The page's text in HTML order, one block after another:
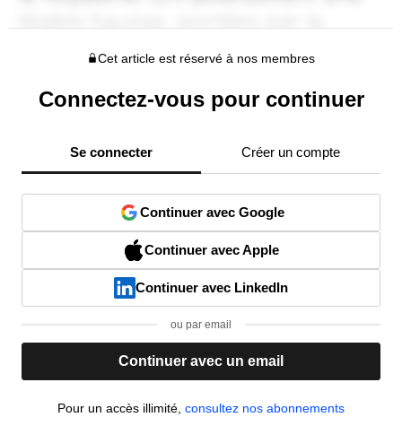
Cet article est réservé à nos membres
Connectez-vous pour continuer
Se connecter Créer un compte
Continuer avec Google
Continuer avec Apple
Continuer avec LinkedIn
ou par email
Continuer avec un email
Pour un accès illimité, consultez nos abonnements